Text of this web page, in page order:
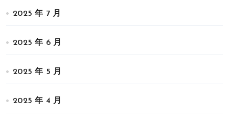
2025 年 7 月
2025 年 6 月
2025 年 5 月
2025 年 4 月